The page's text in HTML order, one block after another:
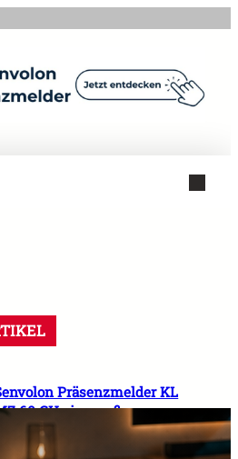
Präsenzmelder KL
60 GHz im großen
Praxistest: Warum dieser
Sensor mein Smart Home